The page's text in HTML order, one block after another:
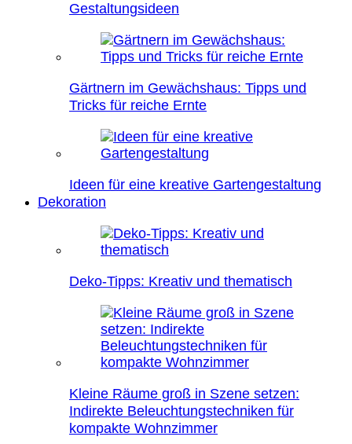
Gestaltungsideen
Gärtnern im Gewächshaus: Tipps und
Tricks für reiche Ernte
Ideen für eine kreative Gartengestaltung
Dekoration
Deko-Tipps: Kreativ und thematisch
Kleine Räume groß in Szene setzen:
Indirekte Beleuchtungstechniken für
kompakte Wohnzimmer